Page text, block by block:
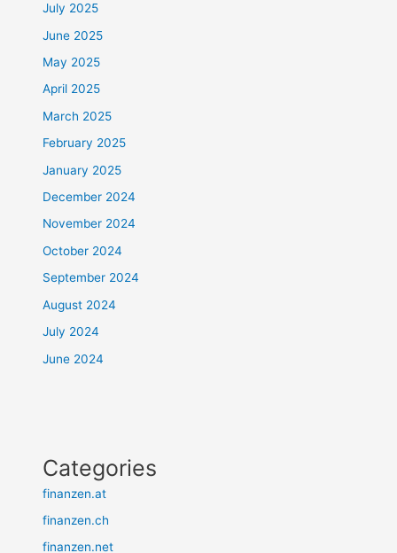
July 2025
June 2025
May 2025
April 2025
March 2025
February 2025
January 2025
December 2024
November 2024
October 2024
September 2024
August 2024
July 2024
June 2024
Categories
finanzen.at
finanzen.ch
finanzen.net